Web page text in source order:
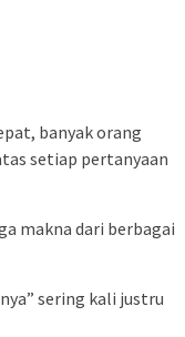
banyak orang
setiap pertanyaan
makna dari berbagai
sering kali justru